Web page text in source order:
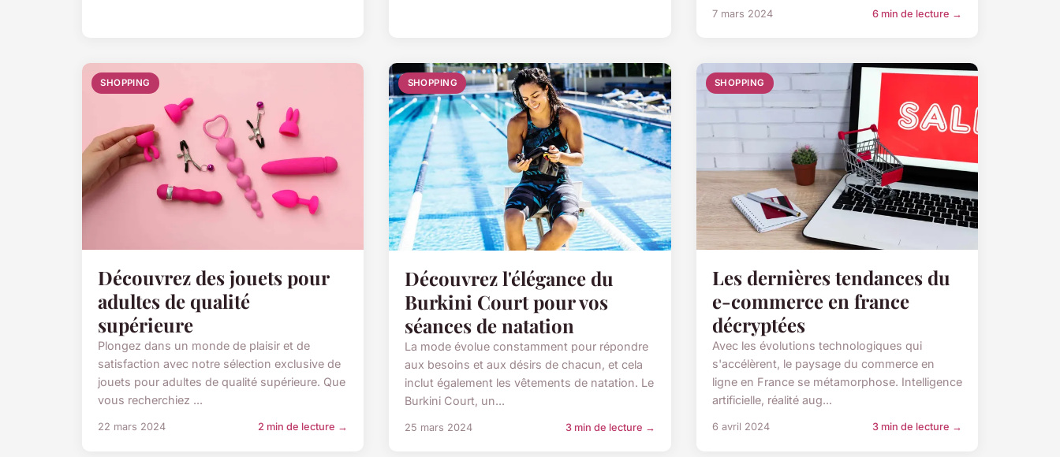
7 mars 2024 6 min de lecture →
SHOPPING
Découvrez des jouets pour
adultes de qualité
supérieure
Plongez dans un monde de plaisir et de
satisfaction avec notre sélection exclusive de
jouets pour adultes de qualité supérieure. Que
vous recherchiez ...
22 mars 2024 2 min de lecture →
SHOPPING
Découvrez l'élégance du
Burkini Court pour vos
séances de natation
La mode évolue constamment pour répondre
aux besoins et aux désirs de chacun, et cela
inclut également les vêtements de natation. Le
Burkini Court, un...
25 mars 2024 3 min de lecture →
SHOPPING
Les dernières tendances du
e-commerce en france
décryptées
Avec les évolutions technologiques qui
s'accélèrent, le paysage du commerce en
ligne en France se métamorphose. Intelligence
artificielle, réalité aug...
6 avril 2024 3 min de lecture →